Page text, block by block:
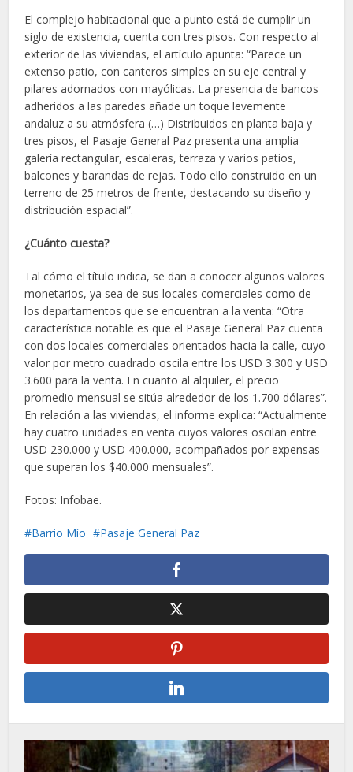
El complejo habitacional que a punto está de cumplir un
siglo de existencia, cuenta con tres pisos. Con respecto al
exterior de las viviendas, el artículo apunta: “Parece un
extenso patio, con canteros simples en su eje central y
pilares adornados con mayólicas. La presencia de bancos
adheridos a las paredes añade un toque levemente
andaluz a su atmósfera (…) Distribuidos en planta baja y
tres pisos, el Pasaje General Paz presenta una amplia
galería rectangular, escaleras, terraza y varios patios,
balcones y barandas de rejas. Todo ello construido en un
terreno de 25 metros de frente, destacando su diseño y
distribución espacial”.
¿Cuánto cuesta?
Tal cómo el título indica, se dan a conocer algunos valores
monetarios, ya sea de sus locales comerciales como de
los departamentos que se encuentran a la venta: “Otra
característica notable es que el Pasaje General Paz cuenta
con dos locales comerciales orientados hacia la calle, cuyo
valor por metro cuadrado oscila entre los USD 3.300 y USD
3.600 para la venta. En cuanto al alquiler, el precio
promedio mensual se sitúa alrededor de los 1.700 dólares”.
En relación a las viviendas, el informe explica: “Actualmente
hay cuatro unidades en venta cuyos valores oscilan entre
USD 230.000 y USD 400.000, acompañados por expensas
que superan los $40.000 mensuales”.
Fotos: Infobae.
Barrio Mío Pasaje General Paz